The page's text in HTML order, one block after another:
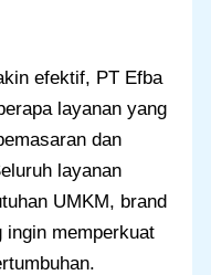
efektif, PT Efba
layanan yang
dan
layanan
UMKM, brand
ingin memperkuat